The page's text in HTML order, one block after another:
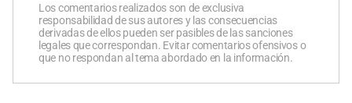
Los comentarios realizados son de exclusiva
responsabilidad de sus autores y las consecuencias
derivadas de ellos pueden ser pasibles de las sanciones
legales que correspondan. Evitar comentarios ofensivos o
que no respondan al tema abordado en la información.